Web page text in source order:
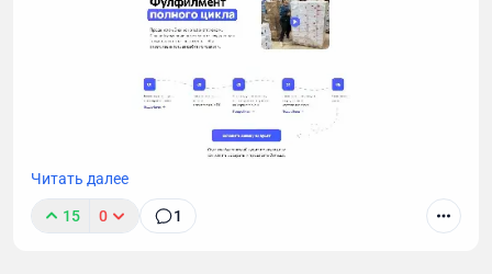
Сегодня расскажем о SEO-кейсе от LZ.Media.
Skladbot — фулфилмент полного цикла для
Читать далее
15 0 1